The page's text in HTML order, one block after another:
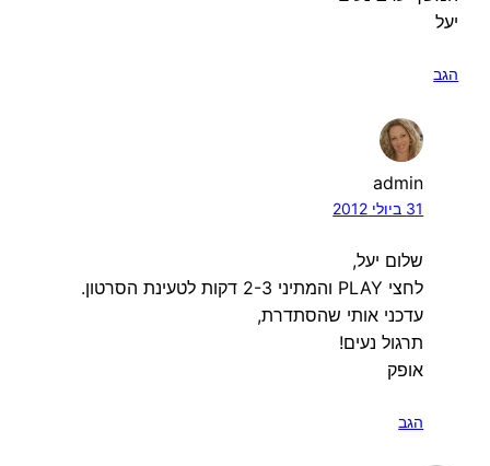
יעל
הגב
admin
31 ביולי 2012
שלום יעל,
לחצי PLAY והמתיני 2-3 דקות לטעינת הסרטון.
עדכני אותי שהסתדרת,
תרגול נעים!
אופק
הגב